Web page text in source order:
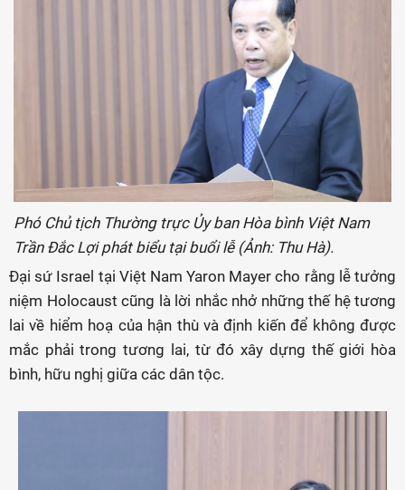
Phó Chủ tịch Thường trực Ủy ban Hòa bình Việt Nam
Trần Đắc Lợi phát biểu tại buổi lễ (Ảnh: Thu Hà).
Đại sứ Israel tại Việt Nam Yaron Mayer cho rằng lễ tưởng
niệm Holocaust cũng là lời nhắc nhở những thế hệ tương
lai về hiểm hoạ của hận thù và định kiến để không được
mắc phải trong tương lai, từ đó xây dựng thế giới hòa
bình, hữu nghị giữa các dân tộc.